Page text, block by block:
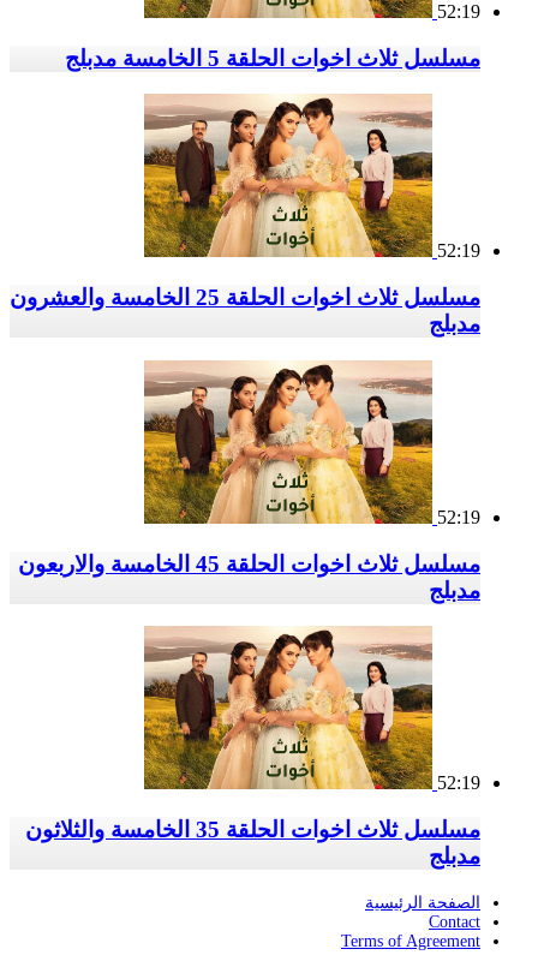
52:19
مسلسل ثلاث اخوات الحلقة 5 الخامسة مدبلج
52:19
مسلسل ثلاث اخوات الحلقة 25 الخامسة والعشرون
مدبلج
52:19
مسلسل ثلاث اخوات الحلقة 45 الخامسة والاربعون
مدبلج
52:19
مسلسل ثلاث اخوات الحلقة 35 الخامسة والثلاثون
مدبلج
الصفحة الرئيسية
Contact
Terms of Agreement